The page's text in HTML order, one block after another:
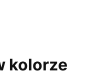
kolorze